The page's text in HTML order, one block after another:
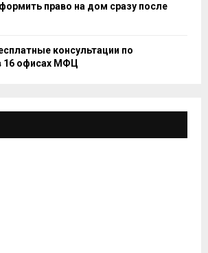
право на дом сразу после
консультации по
16 офисах МФЦ